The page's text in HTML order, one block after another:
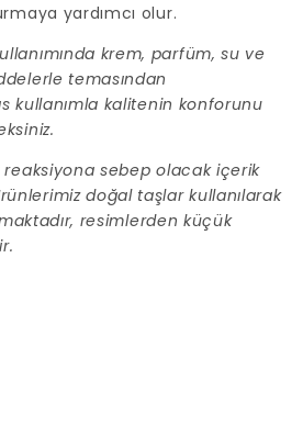
yardımcı olur.
krem, parfüm, su ve
temasından
kullanımla kalitenin konforunu
reaksiyona sebep olacak içerik
doğal taşlar kullanılarak
resimlerden küçük